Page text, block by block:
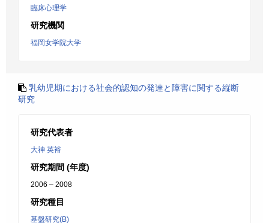
臨床心理学
研究機関
福岡女学院大学
乳幼児期における社会的認知の発達と障害に関する縦断
研究
研究代表者
大神 英裕
研究期間 (年度)
2006 – 2008
研究種目
基盤研究(B)